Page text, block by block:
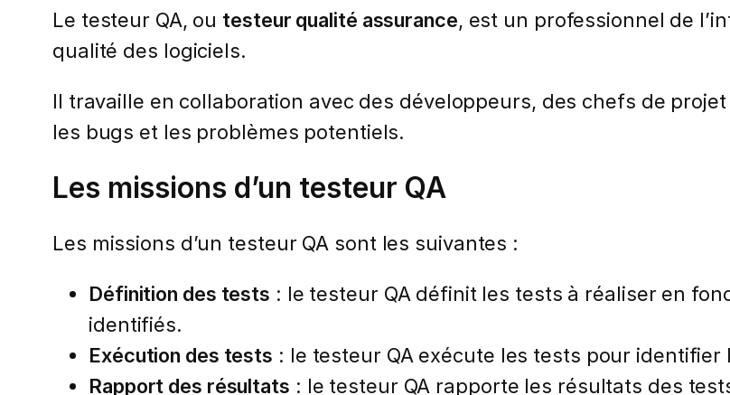
Le testeur QA, ou testeur qualité assurance, est un professionnel de
qualité des logiciels.
Il travaille en collaboration avec des développeurs, des chefs de
les bugs et les problèmes potentiels.
Les missions d’un testeur QA
Les missions d’un testeur QA sont les suivantes :
Définition des tests : le testeur QA définit les tests à réaliser en
identifiés.
Exécution des tests : le testeur QA exécute les tests pour
Rapport des résultats : le testeur QA rapporte les résultats des